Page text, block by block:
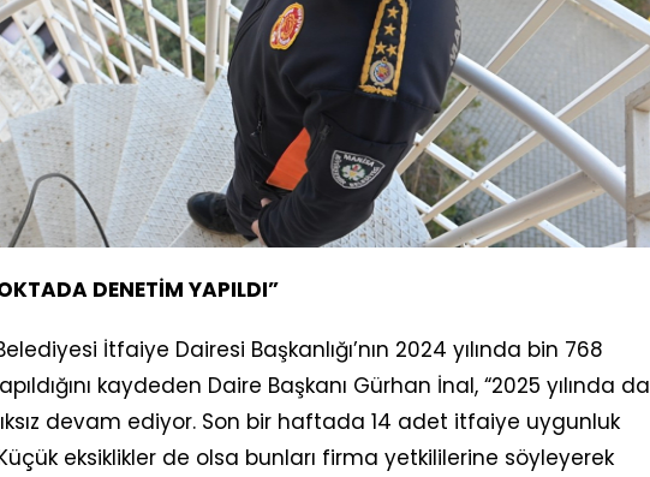
DENETİM YAPILDI”
İtfaiye Dairesi Başkanlığı’nın 2024 yılında bin 768
kaydeden Daire Başkanı Gürhan İnal, “2025 yılında da
devam ediyor. Son bir haftada 14 adet itfaiye uygunluk
eksiklikler de olsa bunları firma yetkililerine söyleyerek